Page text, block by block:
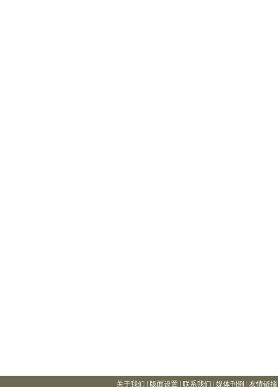
关于我们 版面设置 | 联系我们 | 媒体刊例 友情链接